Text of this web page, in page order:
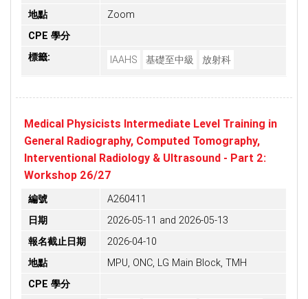
地點
Zoom
CPE 學分
標籤:
IAAHS 基礎至中級 放射科
Medical Physicists Intermediate Level Training in
General Radiography, Computed Tomography,
Interventional Radiology & Ultrasound - Part 2:
Workshop 26/27
編號
A260411
日期
2026-05-11 and 2026-05-13
報名截止日期
2026-04-10
地點
MPU, ONC, LG Main Block, TMH
CPE 學分